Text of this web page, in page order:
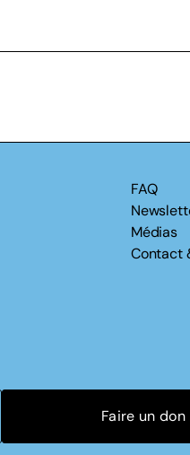
FAQ
Médias
Contact
Faire un don